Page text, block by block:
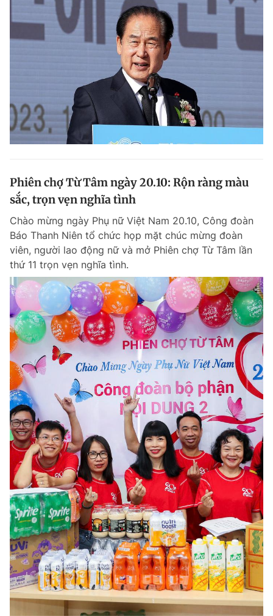
Phiên chợ Từ Tâm ngày 20.10: Rộn ràng màu
sắc, trọn vẹn nghĩa tình
Chào mừng ngày Phụ nữ Việt Nam 20.10, Công đoàn
Báo Thanh Niên tổ chức họp mặt chúc mừng đoàn
viên, người lao động nữ và mở Phiên chợ Từ Tâm lần
thứ 11 trọn vẹn nghĩa tình.